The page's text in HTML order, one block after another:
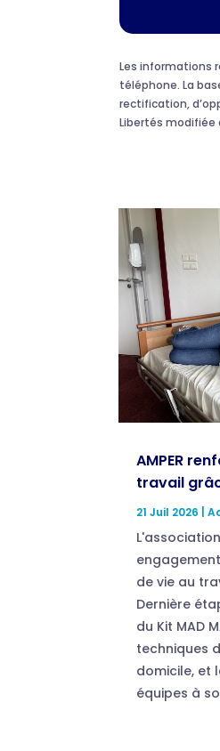
Les informations
téléphone. La
rectification,
Libertés modifiée
AMPER
travail
21 Juil 2026 |
de vie au
Dernière
du Kit MAD
techniques
domicile, et
équipes à